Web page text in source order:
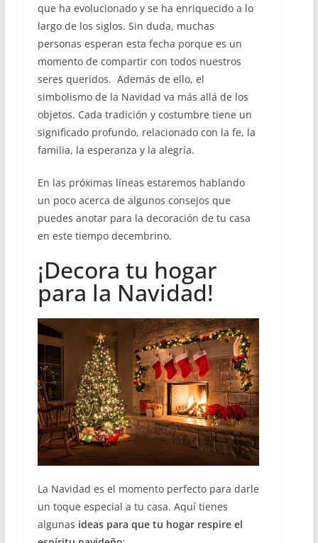
que ha evolucionado y se ha enriquecido a lo
largo de los siglos. Sin duda, muchas
personas esperan esta fecha porque es un
momento de compartir con todos nuestros
seres queridos. Además de ello, el
simbolismo de la Navidad va más allá de los
objetos. Cada tradición y costumbre tiene un
significado profundo, relacionado con la fe, la
familia, la esperanza y la alegría.
En las próximas líneas estaremos hablando
un poco acerca de algunos consejos que
puedes anotar para la decoración de tu casa
en este tiempo decembrino.
¡Decora tu hogar
para la Navidad!
La Navidad es el momento perfecto para darle
un toque especial a tu casa. Aquí tienes
algunas ideas para que tu hogar respire el